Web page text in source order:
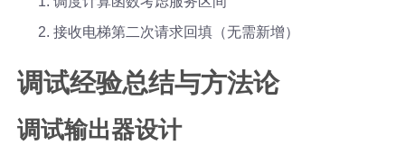
接收电梯第二次请求回填（无需新增）
调试经验总结与方法论
调试输出器设计